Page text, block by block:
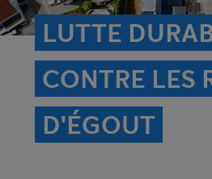
LUTTE
CONTRE LES
D'ÉGOUT